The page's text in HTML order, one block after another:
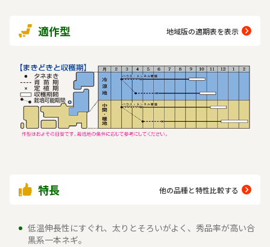
適作型 地域版の適期表を表示
特長 他の品種と特性比較する
低温伸長性にすぐれ、太りとそろいがよく、秀品率が高い合
黒系一本ネギ。